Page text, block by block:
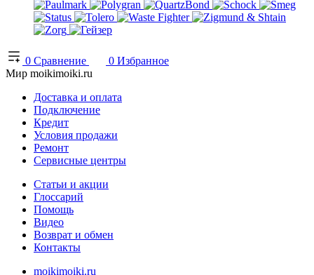
0 Сравнение 0 Избранное
Мир moikimoiki.ru
Доставка и оплата
Подключение
Кредит
Условия продажи
Ремонт
Сервисные центры
Статьи и акции
Глоссарий
Помощь
Видео
Возврат и обмен
Контакты
moikimoiki.ru